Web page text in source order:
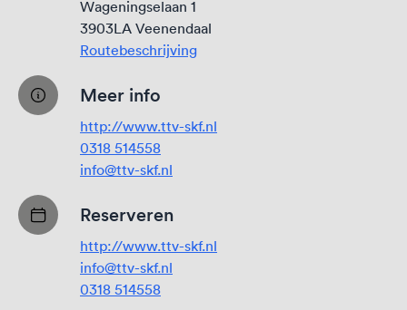
Wageningselaan 1
3903LA Veenendaal
Routebeschrijving
Meer info
http://www.ttv-skf.nl
0318 514558
info@ttv-skf.nl
Reserveren
http://www.ttv-skf.nl
info@ttv-skf.nl
0318 514558